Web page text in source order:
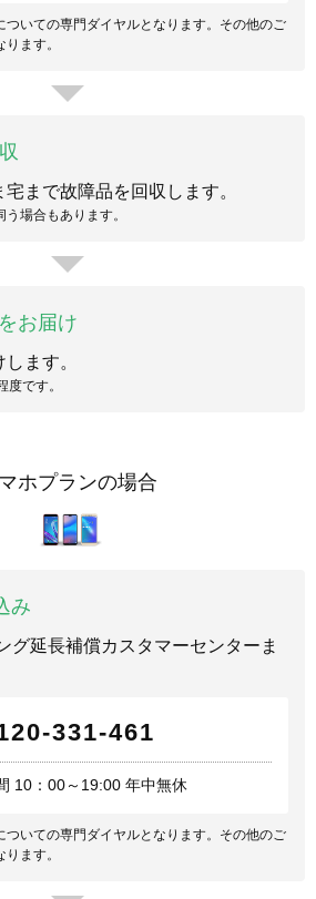
いての専門ダイヤルとなります。その他のご
ます。
まで故障品を回収します。
場合もあります。
お届け
ます。
です。
ホプランの場合
み
グ延長補償カスタマーセンターま
331-461
10：00～19:00 年中無休
いての専門ダイヤルとなります。その他のご
ます。